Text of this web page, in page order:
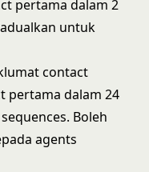
pertama dalam 2
untuk
contact
pertama dalam 24
Boleh
agents